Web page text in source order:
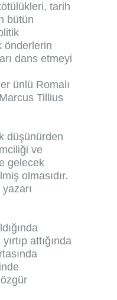
tarih
bütün
önderlerin
dans etmeyi
ünlü Romalı
Tillius
düşünürden
ve
gelecek
olmasıdır.
attığında